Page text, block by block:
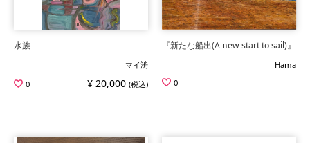
水族
マイ洀
0
¥ 20,000 (税込)
『新たな船出(A new start to sail)』
Hama
0